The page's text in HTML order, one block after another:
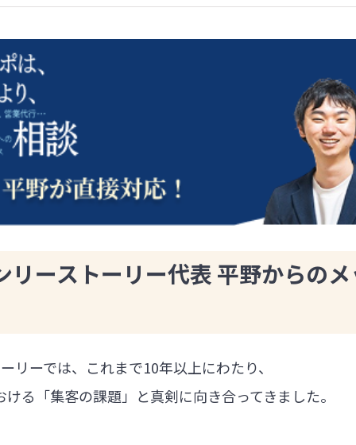
リーストーリー代表 平野からの
リーでは、これまで10年以上にわたり、
る「集客の課題」と真剣に向き合ってきました。